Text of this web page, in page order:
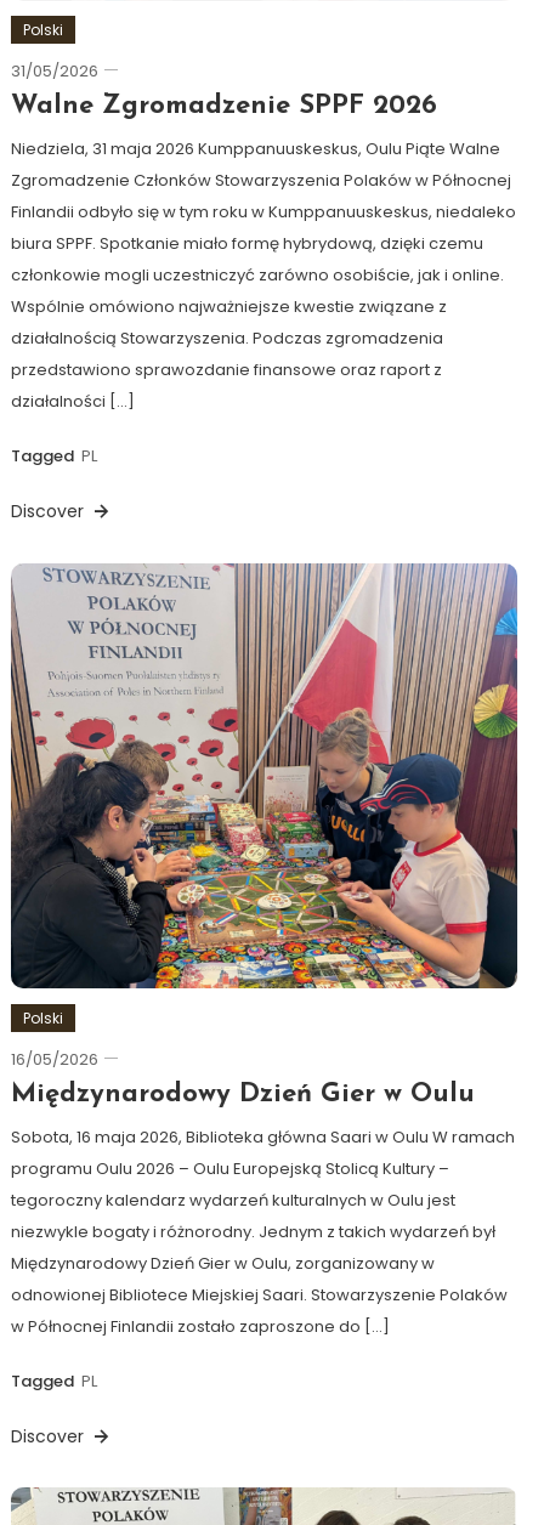
Polski
31/05/2026
Ewa
Hildén
Walne Zgromadzenie SPPF 2026
Niedziela, 31 maja 2026 Kumppanuuskeskus, Oulu Piąte Walne
Zgromadzenie Członków Stowarzyszenia Polaków w Północnej
Finlandii odbyło się w tym roku w Kumppanuuskeskus, niedaleko
biura SPPF. Spotkanie miało formę hybrydową, dzięki czemu
członkowie mogli uczestniczyć zarówno osobiście, jak i online.
Wspólnie omówiono najważniejsze kwestie związane z
działalnością Stowarzyszenia. Podczas zgromadzenia
przedstawiono sprawozdanie finansowe oraz raport z
działalności […]
Tagged PL
Discover
Polski
16/05/2026
Ewa
Hildén
Międzynarodowy Dzień Gier w Oulu
Sobota, 16 maja 2026, Biblioteka główna Saari w Oulu W ramach
programu Oulu 2026 – Oulu Europejską Stolicą Kultury –
tegoroczny kalendarz wydarzeń kulturalnych w Oulu jest
niezwykle bogaty i różnorodny. Jednym z takich wydarzeń był
Międzynarodowy Dzień Gier w Oulu, zorganizowany w
odnowionej Bibliotece Miejskiej Saari. Stowarzyszenie Polaków
w Północnej Finlandii zostało zaproszone do […]
Tagged PL
Discover